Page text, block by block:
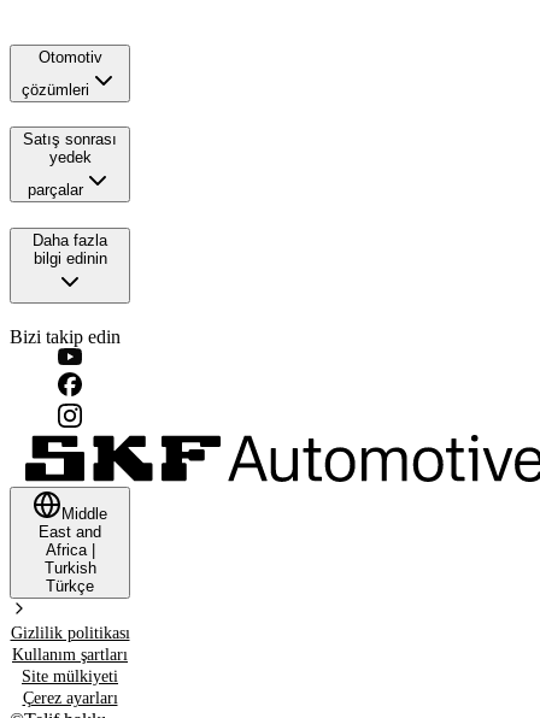
Otomotiv
çözümleri
Satış sonrası
yedek
parçalar
Daha fazla
bilgi edinin
Bizi takip edin
Middle
East and
Africa|
Turkish
Türkçe
Gizlilik politikası
Kullanım şartları
Site mülkiyeti
Çerez ayarları